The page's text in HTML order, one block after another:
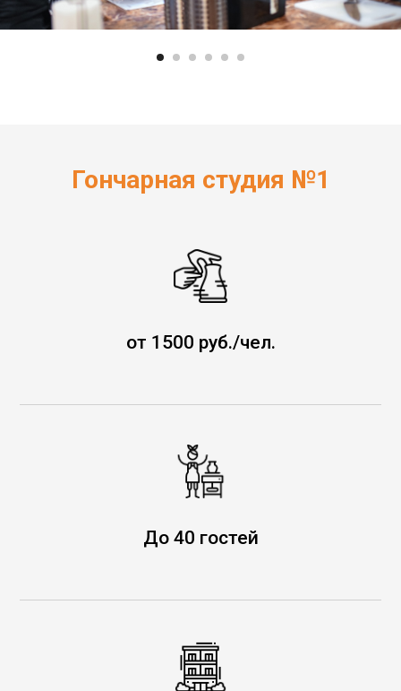
Гончарная студия №1
от 1500 руб./чел.
До 40 гостей